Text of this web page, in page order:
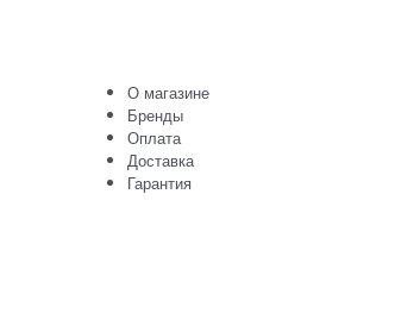
О магазине
Бренды
Оплата
Доставка
Гарантия